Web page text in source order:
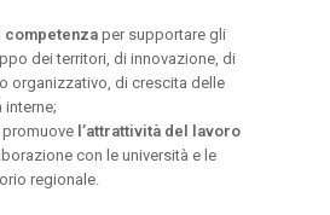
competenzaper supportare gli
dei territori, di innovazione, di
organizzativo, di crescita delle
l’attrattività del lavoro
con le università e le
regionale.